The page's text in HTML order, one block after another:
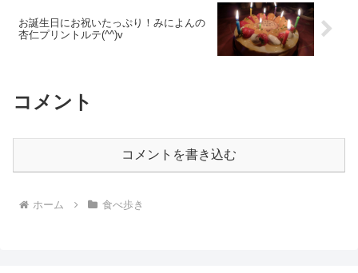
お誕生日にお祝いたっぷり！みによんの
杏仁プリントルテ(^^)v
コメント
コメントを書き込む
ホーム 食べ歩き